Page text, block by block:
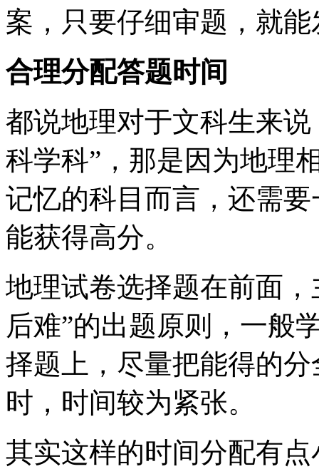
案，只要仔细审题，就
合理分配答题时间
都说地理对于文科生来
科学科”，那是因为地理
记忆的科目而言，还需
能获得高分。
地理试卷选择题在前面
后难”的出题原则，一般
择题上，尽量把能得的
时，时间较为紧张。
其实这样的时间分配有